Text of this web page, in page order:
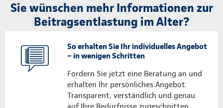
Sie wünschen mehr Informationen zur
Beitragsentlastung im Alter?
So erhalten Sie Ihr individuelles Angebot
– in wenigen Schritten
Fordern Sie jetzt eine Beratung an und
erhalten Ihr persönliches Angebot.
Transparent, verständlich und genau